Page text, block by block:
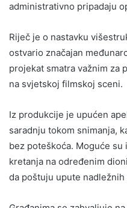
administrativno pripadaju
Riječ je o nastavku
ostvario značajan
projekat smatra važnim za
na svjetskoj filmskoj sceni.
Iz produkcije je upućen
saradnju tokom snimanja,
bez poteškoća. Moguće
kretanja na određenim
da poštuju upute